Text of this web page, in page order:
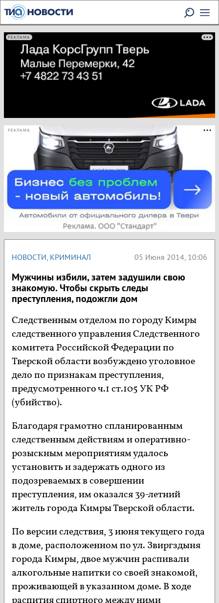
РЕКЛАМА
РЕКЛАМА
НОВОСТИ, КРИМИНАЛ 05 Июня 2014, 10:06
Мужчины избили, затем задушили свою
знакомую. Чтобы скрыть следы
преступления, подожгли дом
Следственным отделом по городу Кимры
следственного управления Следственного
комитета Российской Федерации по
Тверской области возбуждено уголовное
дело по признакам преступления,
предусмотренного ч.1 ст.105 УК РФ
(убийство).
Благодаря грамотно спланированным
следственным действиям и оперативно-
розыскным мероприятиям удалось
установить и задержать одного из
подозреваемых в совершении
преступления, им оказался 39-летний
житель города Кимры Тверской области.
По версии следствия, 3 июня текущего года
в доме, расположенном по ул. Звиргздыня
города Кимры, двое мужчин распивали
алкогольные напитки со своей знакомой,
проживающей в указанном доме. В ходе